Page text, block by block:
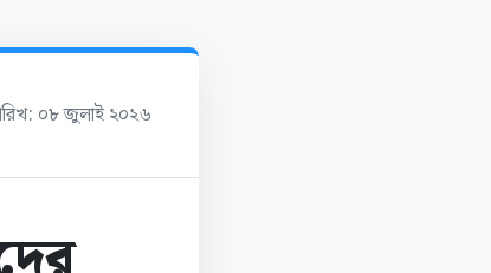
০৮ জুলাই ২০২৬